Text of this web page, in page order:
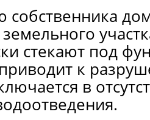
собственника
стекают под
к
в